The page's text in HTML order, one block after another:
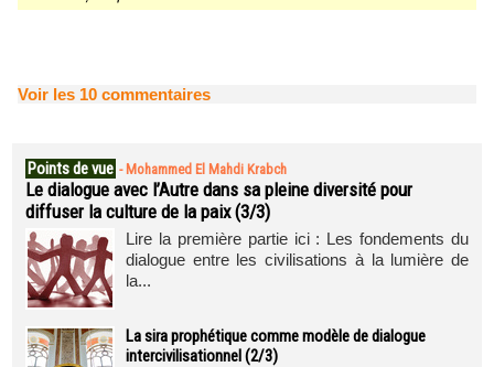
Voir les 10 commentaires
Points de vue - Mohammed El Mahdi Krabch
Le dialogue avec l’Autre dans sa pleine diversité pour
diffuser la culture de la paix (3/3)
Lire la première partie ici : Les fondements du
dialogue entre les civilisations à la lumière de
la...
La sira prophétique comme modèle de dialogue
intercivilisationnel (2/3)